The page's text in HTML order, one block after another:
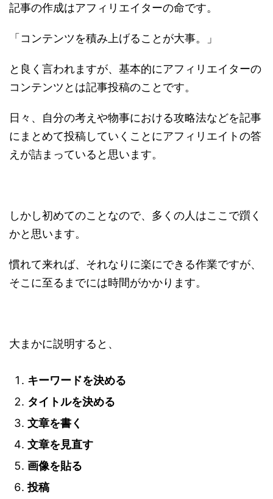
記事の作成はアフィリエイターの命です。
「コンテンツを積み上げることが大事。」
と良く言われますが、基本的にアフィリエイターの
コンテンツとは記事投稿のことです。
日々、自分の考えや物事における攻略法などを記事
にまとめて投稿していくことにアフィリエイトの答
えが詰まっていると思います。
しかし初めてのことなので、多くの人はここで躓く
かと思います。
慣れて来れば、それなりに楽にできる作業ですが、
そこに至るまでには時間がかかります。
大まかに説明すると、
キーワードを決める
タイトルを決める
文章を書く
文章を見直す
画像を貼る
投稿